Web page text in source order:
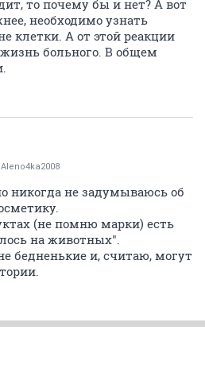
Ведь то, что доход
что компании не будут
но тогда почему не
новые лекарства, новые
и пр.
то смысле
но все равно есть отличия.